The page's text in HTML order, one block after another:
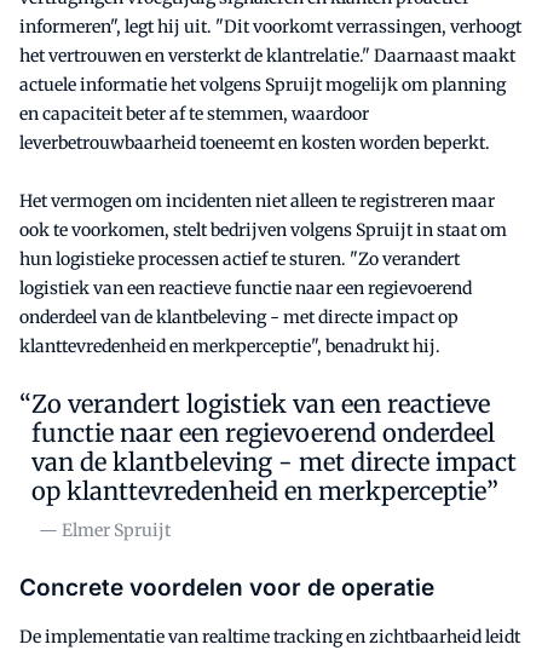
informeren", legt hij uit. "Dit voorkomt verrassingen, verhoogt
het vertrouwen en versterkt de klantrelatie." Daarnaast maakt
actuele informatie het volgens Spruijt mogelijk om planning
en capaciteit beter af te stemmen, waardoor
leverbetrouwbaarheid toeneemt en kosten worden beperkt.
Het vermogen om incidenten niet alleen te registreren maar
ook te voorkomen, stelt bedrijven volgens Spruijt in staat om
hun logistieke processen actief te sturen. "Zo verandert
logistiek van een reactieve functie naar een regievoerend
onderdeel van de klantbeleving - met directe impact op
klanttevredenheid en merkperceptie", benadrukt hij.
Zo verandert logistiek van een reactieve
functie naar een regievoerend onderdeel
van de klantbeleving - met directe impact
op klanttevredenheid en merkperceptie”
— Elmer Spruijt
Concrete voordelen voor de operatie
De implementatie van realtime tracking en zichtbaarheid leidt